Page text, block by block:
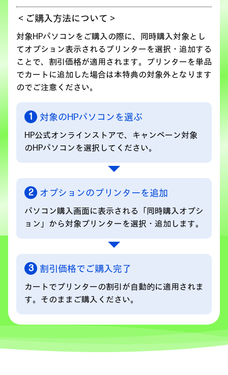
＜ご購入方法について＞
対象HPパソコンをご購入の際に、同時購入対象とし
てオプション表示されるプリンターを選択・追加する
ことで、割引価格が適用されます。プリンターを単品
でカートに追加した場合は本特典の対象外となります
のでご注意ください。
対象のHPパソコンを選ぶ
HP公式オンラインストアで、キャンペーン対象
のHPパソコンを選択してください。
オプションのプリンターを追加
パソコン購入画面に表示される「同時購入オプシ
ョン」から対象プリンターを選択・追加します。
割引価格でご購入完了
カートでプリンターの割引が自動的に適用されま
す。そのままご購入ください。